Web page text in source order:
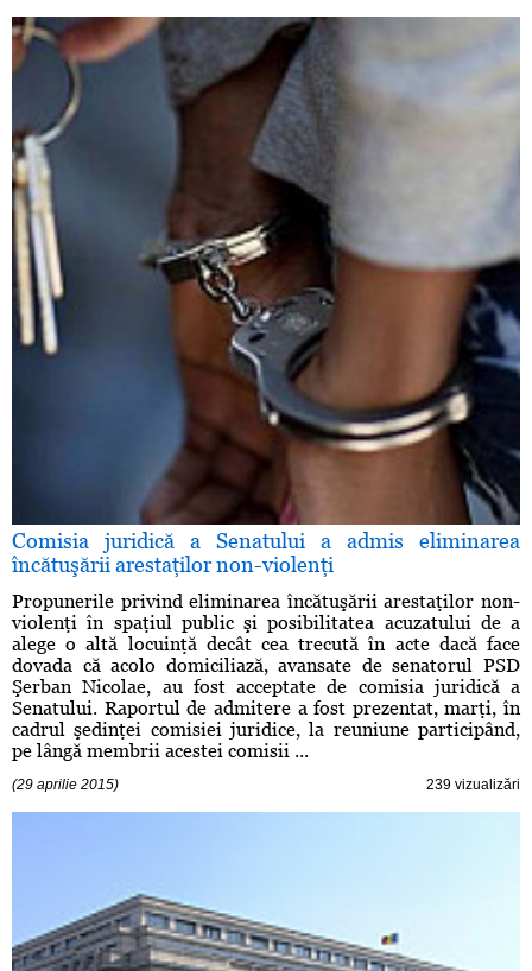
Comisia juridică a Senatului a admis eliminarea
încătuşării arestaţilor non-violenţi
Propunerile privind eliminarea încătuşării arestaţilor non-
violenţi în spaţiul public şi posibilitatea acuzatului de a
alege o altă locuinţă decât cea trecută în acte dacă face
dovada că acolo domiciliază, avansate de senatorul PSD
Şerban Nicolae, au fost acceptate de comisia juridică a
Senatului. Raportul de admitere a fost prezentat, marţi, în
cadrul şedinţei comisiei juridice, la reuniune participând,
pe lângă membrii acestei comisii ...
(29 aprilie 2015) 239 vizualizări